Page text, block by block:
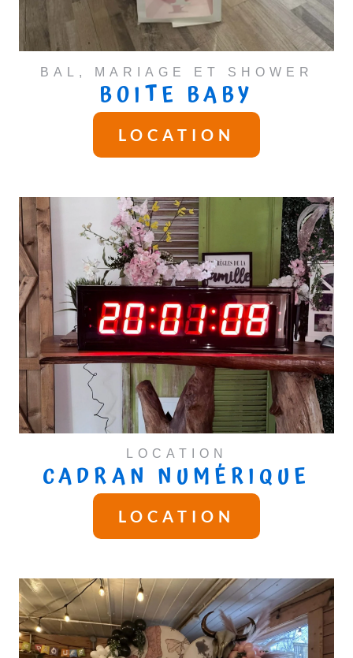
BAL, MARIAGE ET SHOWER
BOITE BABY
LOCATION
LOCATION
CADRAN NUMÉRIQUE
LOCATION